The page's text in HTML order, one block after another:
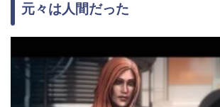
元々は人間だった